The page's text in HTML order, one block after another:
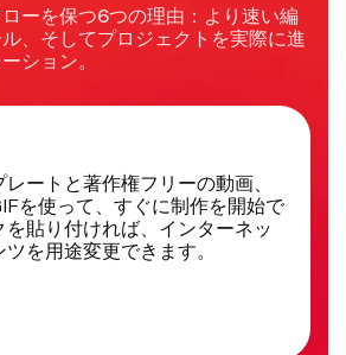
ーを保つ6つの理由：より速い編
、そしてプロジェクトを実際に進
ション。
ートと著作権フリーの動画、
を使って、すぐに制作を開始で
を貼り付ければ、インターネッ
ツを用途変更できます。